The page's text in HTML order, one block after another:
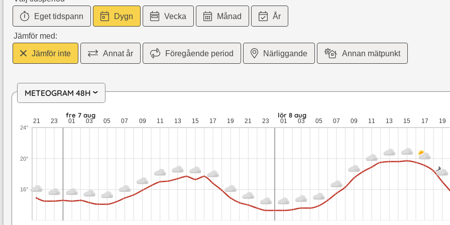
Eget tidspann Dygn Vecka Månad År
Jämför med:
Jämför inte Annat år Föregående period Närliggande Annan mätpunkt
METEOGRAM 48H›
tor 6 aug: 14,9 till 14,5 grader: ingen nederbörd: upp till 4,6 meter per sekund vind. fre 7 aug: 17,7 till 13,3 grader: ingen
fre 7 aug lör 8 aug
21 23 01 03 05 07 09 11 13 15 17 19 21 23 01 03 05 07 09 11 13 15 17 19
16°
20°
24°